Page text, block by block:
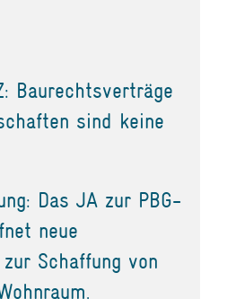
Baurechtsverträge
sind keine
Das JA zur PBG-
neue
Schaffung von